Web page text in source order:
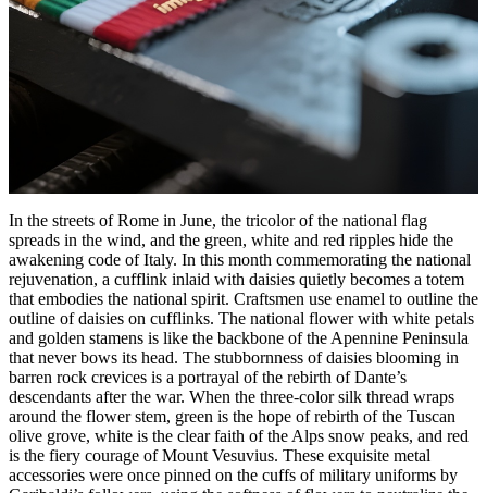
In the streets of Rome in June, the tricolor of the national flag
spreads in the wind, and the green, white and red ripples hide the
awakening code of Italy. In this month commemorating the national
rejuvenation, a cufflink inlaid with daisies quietly becomes a totem
that embodies the national spirit. Craftsmen use enamel to outline the
outline of daisies on cufflinks. The national flower with white petals
and golden stamens is like the backbone of the Apennine Peninsula
that never bows its head. The stubbornness of daisies blooming in
barren rock crevices is a portrayal of the rebirth of Dante’s
descendants after the war. When the three-color silk thread wraps
around the flower stem, green is the hope of rebirth of the Tuscan
olive grove, white is the clear faith of the Alps snow peaks, and red
is the fiery courage of Mount Vesuvius. These exquisite metal
accessories were once pinned on the cuffs of military uniforms by